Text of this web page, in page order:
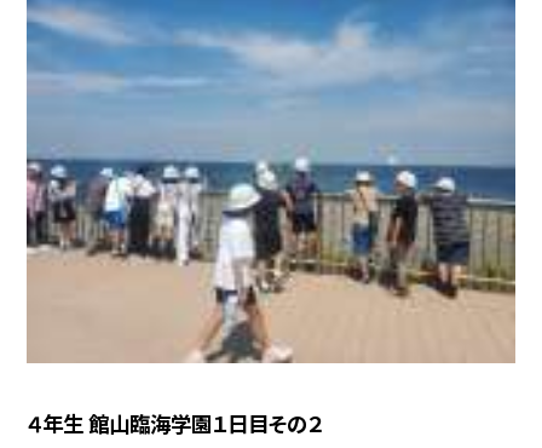
４年生 館山臨海学園１日目その２